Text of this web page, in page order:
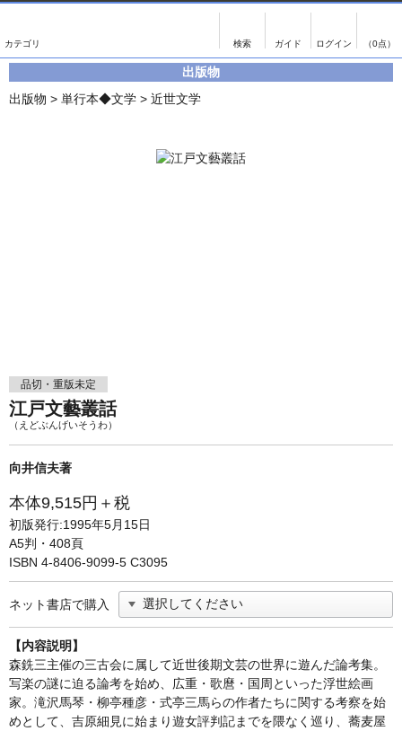
（0点）
影印資料
単行本◆日本語史
Ｗｅｂ版
美本なし
書誌学・目録
古書目録
画像がある商品のみ検索
出版物
出版物 > 単行本◆文学 > 近世文学
品切・重版未定
江戸文藝叢話
（えどぶんげいそうわ）
向井信夫著
本体9,515円＋税
初版発行:1995年5月15日
A5判・408頁
ISBN 4-8406-9099-5 C3095
ネット書店で購入
【内容説明】
森銑三主催の三古会に属して近世後期文芸の世界に遊んだ論考集。
写楽の謎に迫る論考を始め、広重・歌麿・国周といった浮世絵画
家。滝沢馬琴・柳亭種彦・式亭三馬らの作者たちに関する考察を始
めとして、吉原細見に始まり遊女評判記までを隈なく巡り、蕎麦屋